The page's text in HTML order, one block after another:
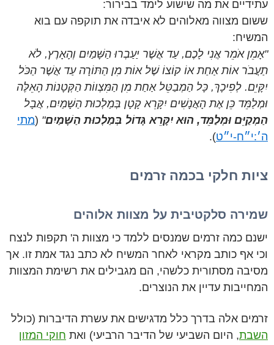
עתידיים את מה שישוע לימד בבירור:
ששום מצווה מאלוהים לא איבדה את תוקפה עם בוא
המשיח:
"אָמֵן אֹמֵר אֲנִי לָכֶם, עַד אֲשֶׁר יַעַבְרוּ הַשָּׁמַיִם וְהָאָרֶץ, לֹא
תַעֲבֹר אוֹת אַחַת אוֹ קוֹצוֹ שֶׁל אוֹת מִן הַתּוֹרָה עַד אֲשֶׁר הַכֹּל
יִקָּיֵם. לְפִיכָךְ, כָּל הַמְבַטֵּל אַחַת מִן הַמִּצְווֹת הַקְּטָנוֹת הָאֵלֶּה
וּמְלַמֵּד כֵּן אֶת הָאֲנָשִׁים יִקָּרֵא קָטָן בְּמַלְכוּת הַשָּׁמַיִם, אֲבָל
הַמְקַיֵּם וּמְלַמֵּד, הוּא יִקָּרֵא גָּדוֹל בְּמַלְכוּת הַשָּׁמַיִם"
(מתי
ה׳:י״ח-י״ט).
ציות חלקי בכמה זרמים
שמירה סלקטיבית על מצוות אלוהים
ישנם כמה זרמים שמנסים ללמד כי מצוות ה' תקפות לנצח
וכי אף כותב מקראי לאחר המשיח לא כתב נגד אמת זו. אך
מסיבה מסתורית כלשהי, הם מגבילים את רשימת המצוות
המחייבות עדיין את הנוצרים.
זרמים אלה בדרך כלל מדגישים את עשרת הדיברות (כולל
השבת, היום השביעי של הדיבר הרביעי) ואת חוקי המזון